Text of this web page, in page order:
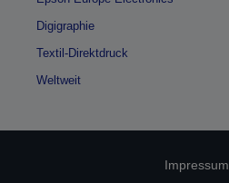
Digigraphie
Textil-Direktdruck
Weltweit
Impressum